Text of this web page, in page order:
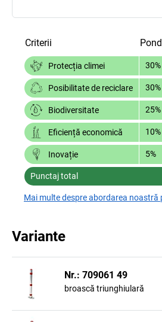
Criterii
Protecția climei 30%
Posibilitate de reciclare 30%
Biodiversitate 25%
Eficiență economică 10%
Inovație 5%
Punctaj total
Mai multe despre abordarea
Variante
Nr.: 709061 49
broască triunghiulară